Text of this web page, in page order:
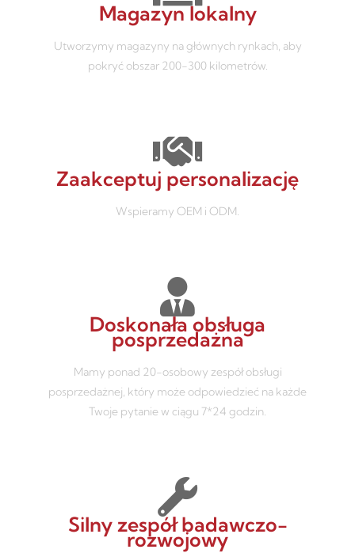
Magazyn lokalny
Utworzymy magazyny na głównych rynkach, aby
pokryć obszar 200-300 kilometrów.
Zaakceptuj personalizację
Wspieramy OEM i ODM.
Doskonała obsługa
posprzedażna
Mamy ponad 20-osobowy zespół obsługi
posprzedażnej, który może odpowiedzieć na każde
Twoje pytanie w ciągu 7*24 godzin.
Silny zespół badawczo-
rozwojowy